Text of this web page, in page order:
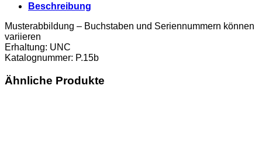
Beschreibung
Musterabbildung – Buchstaben und Seriennummern können
variieren
Erhaltung: UNC
Katalognummer: P.15b
Ähnliche Produkte